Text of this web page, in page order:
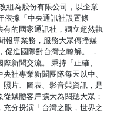
組為股份有限公司，以企業
依據「中央通訊社設置條
的國家通訊社，獨立超然執
報導業務，服務大眾傳播媒
進國際對台灣之瞭解。 ．
新聞交流。 秉持「正確、
社專業新聞團隊每天以中、
片、圖表、影音與資訊，是
媒體客戶擴大為閱聽大眾；
分扮演「台灣之眼，世界之